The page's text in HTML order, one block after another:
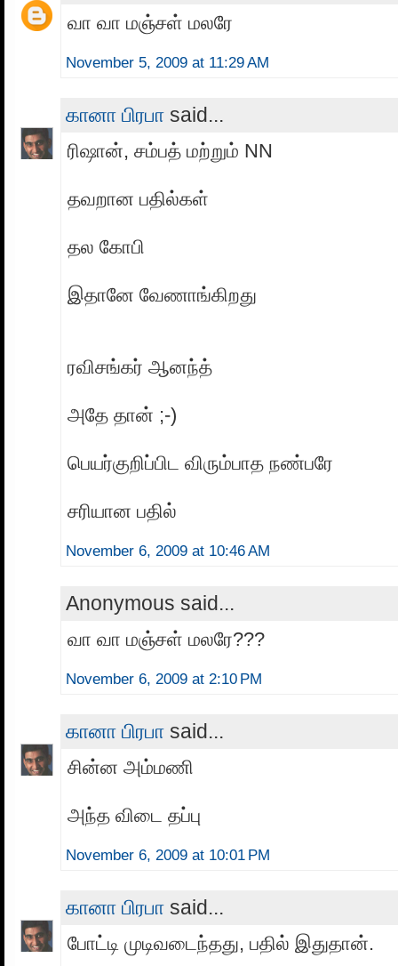
வா வா மஞ்சள் மலரே
November 5, 2009 at 11:29 AM
கானா பிரபா said...
ரிஷான், சம்பத் மற்றும் NN
தவறான பதில்கள்
தல கோபி
இதானே வேணாங்கிறது
ரவிசங்கர் ஆனந்த்
அதே தான் ;-)
பெயர்குறிப்பிட விரும்பாத நண்பரே
சரியான பதில்
November 6, 2009 at 10:46 AM
Anonymous said...
வா வா மஞ்சள் மலரே???
November 6, 2009 at 2:10 PM
கானா பிரபா said...
சின்ன அம்மணி
அந்த விடை தப்பு
November 6, 2009 at 10:01 PM
கானா பிரபா said...
போட்டி முடிவடைந்தது, பதில் இதுதான்.